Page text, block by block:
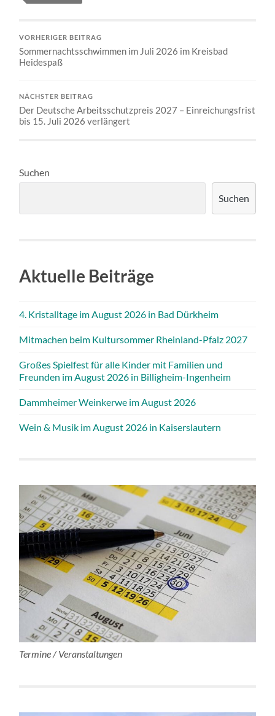
VORHERIGER BEITRAG
Sommernachtsschwimmen im Juli 2026 im Kreisbad
Heidespaß
NÄCHSTER BEITRAG
Der Deutsche Arbeitsschutzpreis 2027 – Einreichungsfrist
bis 15. Juli 2026 verlängert
Suchen
Suchen
Aktuelle Beiträge
4. Kristalltage im August 2026 in Bad Dürkheim
Mitmachen beim Kultursommer Rheinland-Pfalz 2027
Großes Spielfest für alle Kinder mit Familien und
Freunden im August 2026 in Billigheim-Ingenheim
Dammheimer Weinkerwe im August 2026
Wein & Musik im August 2026 in Kaiserslautern
Termine / Veranstaltungen